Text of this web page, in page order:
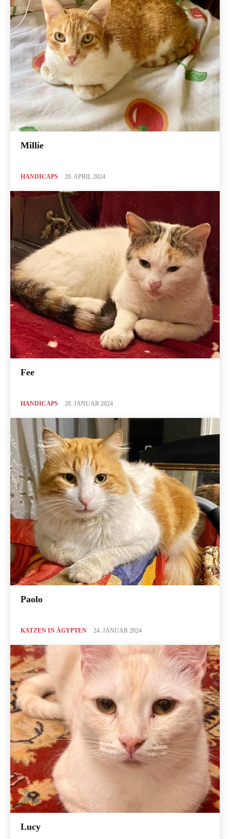
Millie
HANDICAPS 20. APRIL 2024
Fee
HANDICAPS 28. JANUAR 2024
Paolo
KATZEN IN ÄGYPTEN 24. JANUAR 2024
Lucy